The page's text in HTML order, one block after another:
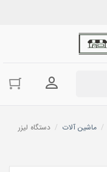
ورود به
/ ماشین آلات / دستگاه لیزر